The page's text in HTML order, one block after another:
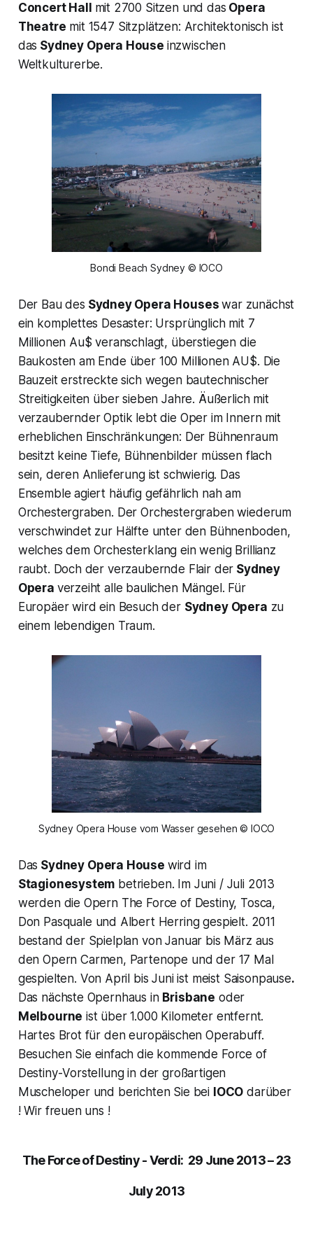
Concert Hall mit 2700 Sitzen und das Opera
Theatre mit 1547 Sitzplätzen: Architektonisch ist
das Sydney Opera House inzwischen
Weltkulturerbe.
Bondi Beach Sydney © IOCO
Der Bau des Sydney Opera Houseswar zunächst
ein komplettes Desaster: Ursprünglich mit 7
Millionen Au$ veranschlagt, überstiegen die
Baukosten am Ende über 100 Millionen AU$. Die
Bauzeit erstreckte sich wegen bautechnischer
Streitigkeiten über sieben Jahre. Äußerlich mit
verzaubernder Optik lebt die Oper im Innern mit
erheblichen Einschränkungen: Der Bühnenraum
besitzt keine Tiefe, Bühnenbilder müssen flach
sein, deren Anlieferung ist schwierig. Das
Ensemble agiert häufig gefährlich nah am
Orchestergraben. Der Orchestergraben wiederum
verschwindet zur Hälfte unter den Bühnenboden,
welches dem Orchesterklang ein wenig Brillianz
raubt. Doch der verzaubernde Flair der Sydney
Opera verzeiht alle baulichen Mängel. Für
Europäer wird ein Besuch der Sydney Opera zu
einem lebendigen Traum.
Sydney Opera House vom Wasser gesehen © IOCO
Das Sydney Opera House wird im
Stagionesystem betrieben. Im Juni / Juli 2013
werden die Opern The Force of Destiny, Tosca,
Don Pasquale und Albert Herringgespielt. 2011
bestand der Spielplan von Januar bis März aus
den OpernCarmen, Partenope und der 17 Mal
gespielten. Von April bis Juni ist meist Saisonpause.
Das nächste Opernhaus in Brisbane oder
Melbourne ist über 1.000 Kilometer entfernt.
Hartes Brot für den europäischenOperabuff.
Besuchen Sie einfach die kommende Force of
Destiny-Vorstellung in der großartigen
Muscheloper und berichten Sie bei IOCO darüber
! Wir freuen uns !
The Force of Destiny - Verdi: 29 June 2013 – 23
July 2013